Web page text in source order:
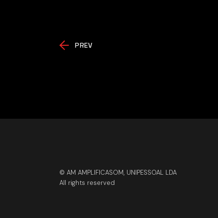
PREV
© AM AMPLIFICASOM, UNIPESSOAL LDA
All rights reserved